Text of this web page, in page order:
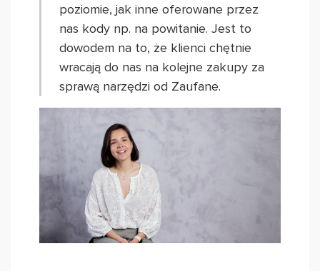
poziomie, jak inne oferowane przez
nas kody np. na powitanie. Jest to
dowodem na to, że klienci chętnie
wracają do nas na kolejne zakupy za
sprawą narzędzi od Zaufane.